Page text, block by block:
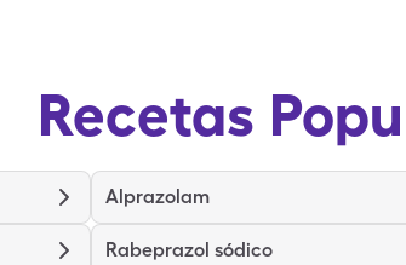
Recetas
Alprazolam
Rabeprazol sódico